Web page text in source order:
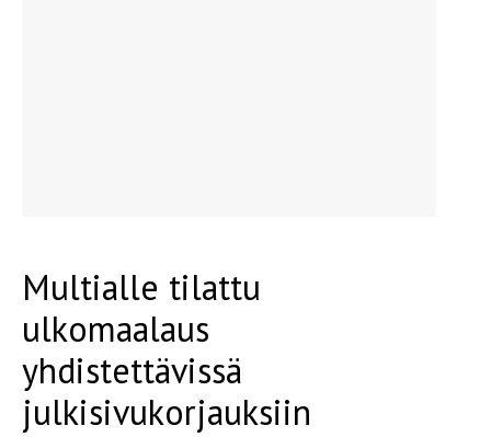
Multialle tilattu
ulkomaalaus
yhdistettävissä
julkisivukorjauksiin